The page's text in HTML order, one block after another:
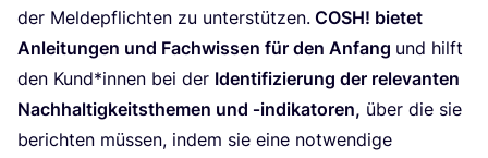
der Mel­de­pflich­ten zu unter­stüt­zen. COSH! bie­tet
Anlei­tun­gen und Fach­wis­sen für den Anfang und hilft
den Kund*innen bei der Iden­ti­fi­zie­rung der rele­van­ten
Nach­hal­tig­keits­the­men und ‑indi­ka­to­ren, über die sie
berich­ten müs­sen, indem sie eine not­wen­di­ge